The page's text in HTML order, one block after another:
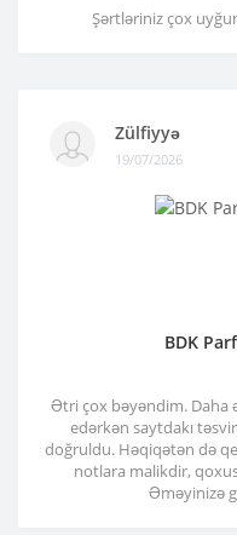
Şərtləriniz çox
Zülfiyyə
19/07/2026
BDK
Ətri çox bəyəndim. Daha
edərkən saytdakı
doğruldu. Həqiqətən də
notlara malikdir,
Əməyinizə